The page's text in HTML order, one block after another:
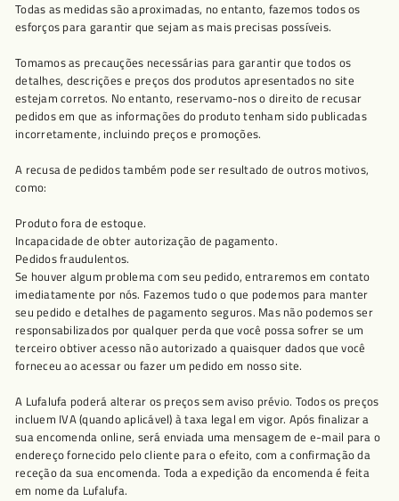
Todas as medidas são aproximadas, no entanto, fazemos todos os
esforços para garantir que sejam as mais precisas possíveis.
Tomamos as precauções necessárias para garantir que todos os
detalhes, descrições e preços dos produtos apresentados no site
estejam corretos. No entanto, reservamo-nos o direito de recusar
pedidos em que as informações do produto tenham sido publicadas
incorretamente, incluindo preços e promoções.
A recusa de pedidos também pode ser resultado de outros motivos,
como:
Produto fora de estoque.
Incapacidade de obter autorização de pagamento.
Pedidos fraudulentos.
Se houver algum problema com seu pedido, entraremos em contato
imediatamente por nós. Fazemos tudo o que podemos para manter
seu pedido e detalhes de pagamento seguros. Mas não podemos ser
responsabilizados por qualquer perda que você possa sofrer se um
terceiro obtiver acesso não autorizado a quaisquer dados que você
forneceu ao acessar ou fazer um pedido em nosso site.
A Lufalufa poderá alterar os preços sem aviso prévio. Todos os preços
incluem IVA (quando aplicável) à taxa legal em vigor. Após finalizar a
sua encomenda online, será enviada uma mensagem de e-mail para o
endereço fornecido pelo cliente para o efeito, com a confirmação da
receção da sua encomenda. Toda a expedição da encomenda é feita
em nome da Lufalufa.